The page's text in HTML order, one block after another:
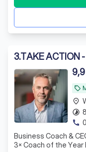
3.TAKE ACTION
local_offer
9,9
Business Coach &
3× Coach of the
place
timelapse
phone